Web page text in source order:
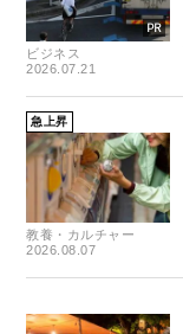
ビジネス
2026.07.21
急上昇
教養・カルチャー
2026.08.07